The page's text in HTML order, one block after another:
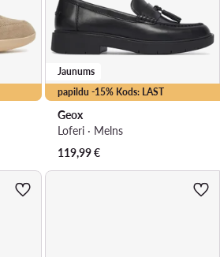
papildu -15% Kods: LAST
Jaunums
Geox
Loferi · Melns
119,99€